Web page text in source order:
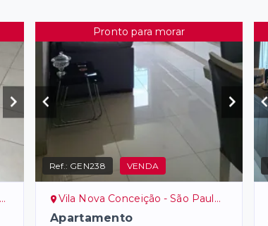
Pronto para morar
Ref.: GEN238 VENDA
Vila Nova Conceição - São Paulo/SP, Zona Sul
Apartamento